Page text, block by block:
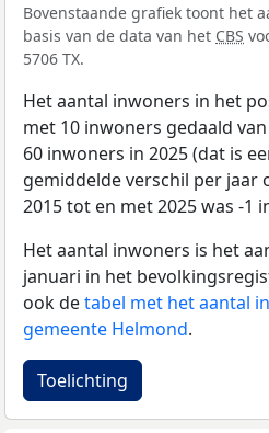
Bovenstaande grafiek toont het
basis van de data van het CBS
5706 TX.
Het aantal inwoners in het
met 10 inwoners gedaald
60 inwoners in 2025 (dat is
gemiddelde verschil per jaar
2015 tot en met 2025 was -1
Het aantal inwoners is het
januari in het
ook detabel met het aantal
gemeente Helmond.
Toelichting